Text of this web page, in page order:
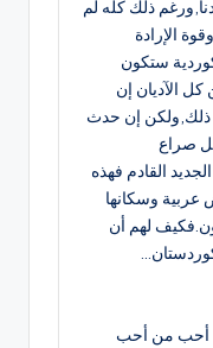
ذلك كله لم
الإرادة
ستكون
كل الآديان إن
ذلك,ولكن إن حدث
صراع
القادم فهذه
عربية وسكانها
لهم أن
أحب من أحب